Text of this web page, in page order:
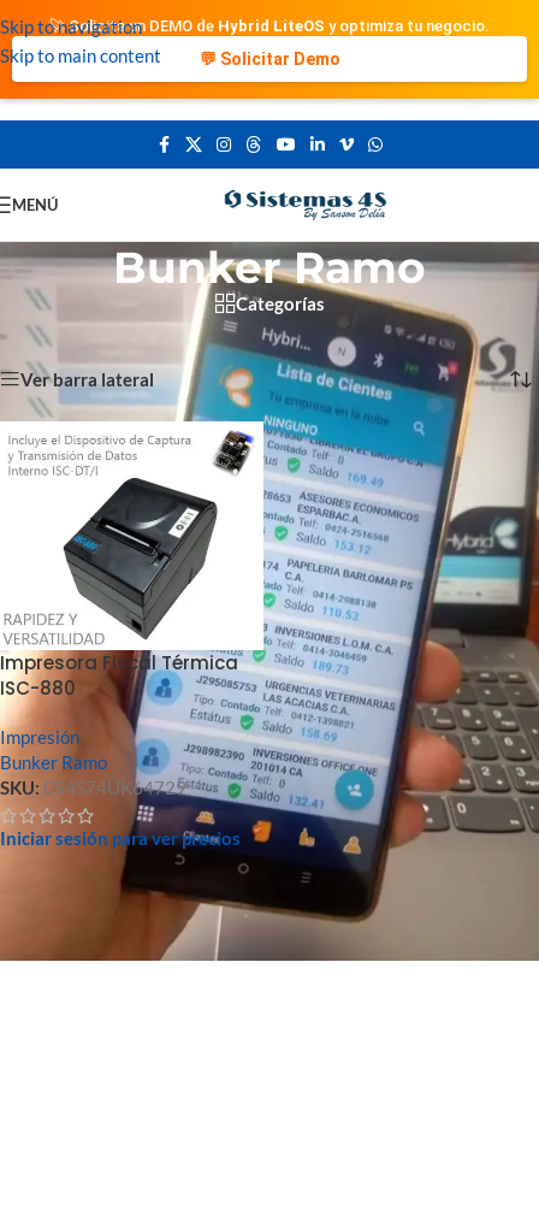
Skip to navigation
Skip to main content
🚀 Solicita un DEMO de Hybrid LiteOS y optimiza tu negocio.
💬 Solicitar Demo
MENÚ
Bunker Ramo
Categorías
Portada»Bunker Ramo Mostrando el único resultado
Ver barra lateral
Impresora Fiscal Térmica
ISC-880
Impresión
Bunker Ramo
SKU: CS4S74UK64729
Iniciar sesión para ver precios